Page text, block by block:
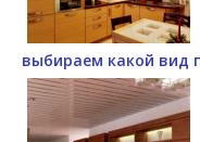
выбираем какой вид